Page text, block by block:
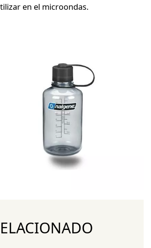
en el microondas.